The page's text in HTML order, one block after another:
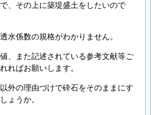
、その上に築堤盛土をしたいので
水係数の規格がわかりません。
、また記述されている参考文献等ご
ればお願いします。
外の理由づけで砕石をそのままにす
ょうか。